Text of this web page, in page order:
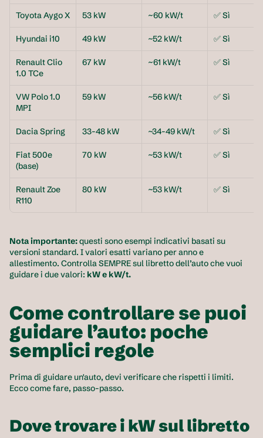
Toyota Aygo X 53 kW ~60 kW/t ✅ Sì
Hyundai i10 49 kW ~52 kW/t ✅ Sì
Renault Clio
1.0 TCe
67 kW ~61 kW/t ✅ Sì
VW Polo 1.0
MPI
59 kW ~56 kW/t ✅ Sì
Dacia Spring 33-48 kW ~34-49 kW/t ✅ Sì
Fiat 500e
(base)
70 kW ~53 kW/t ✅ Sì
Renault Zoe
R110
80 kW ~53 kW/t ✅ Sì
Nota importante: questi sono esempi indicativi basati su
versioni standard. I valori esatti variano per anno e
allestimento. Controlla SEMPRE sul libretto dell’auto che vuoi
guidare i due valori: kW e kW/t.
Come controllare se puoi
guidare l’auto: poche
semplici regole
Prima di guidare un'auto, devi verificare che rispetti i limiti.
Ecco come fare, passo-passo.
Dove trovare i kW sul libretto